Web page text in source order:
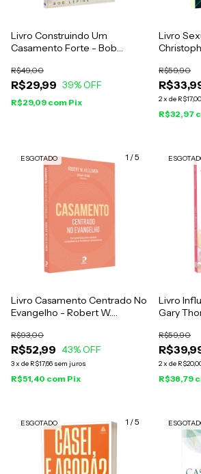
Livro Construindo Um
Casamento Forte - Bob
R$29,99
R$49,00
39% OFF
R$29,09 com Pix
Livro
R$59,90
2x de R$17,00
R$32,97
1 /5
ESGOTADO
Livro Casamento Centrado No
Evangelho - Robert W.
R$52,99
R$93,00
43% OFF
3x de R$17,66 sem juros
R$51,40 com Pix
Livro
Gary
R$59,90
2x de
R$38,79
1 /5
ESGOTADO